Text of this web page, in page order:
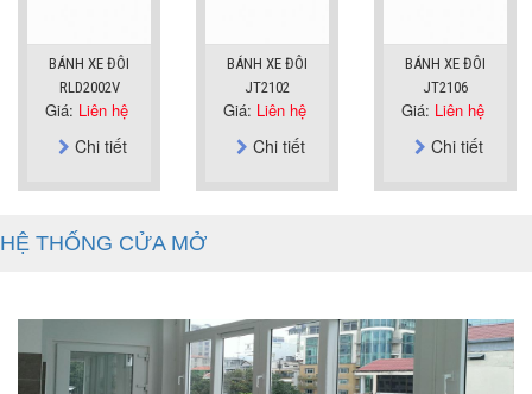
BÁNH XE ĐÔI
RLD2002V
Giá: Liên hệ
Chi tiết
BÁNH XE ĐÔI
JT2102
Giá: Liên hệ
Chi tiết
BÁNH XE ĐÔI
JT2106
Giá: Liên hệ
Chi tiết
HỆ THỐNG CỬA MỞ